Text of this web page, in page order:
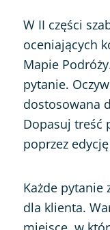
W II części
oceniających
Mapie
pytanie.
dostosowana
Dopasuj treść
poprzez
Każde
dla klienta.